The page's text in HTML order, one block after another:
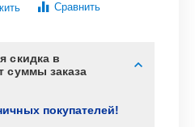
Сравнить
скидка в
суммы заказа
покупателей!